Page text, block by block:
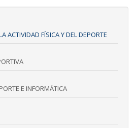
ACTIVIDAD FÍSICA Y DEL DEPORTE
E INFORMÁTICA